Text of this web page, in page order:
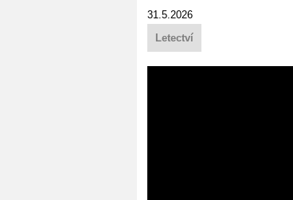
31.5.2026
Letectví